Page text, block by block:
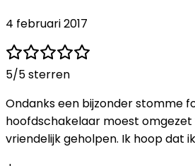
4 februari 2017
5/5 sterren
Ondanks een bijzonder stomme
hoofdschakelaar moest
vriendelijk geholpen. Ik hoop dat